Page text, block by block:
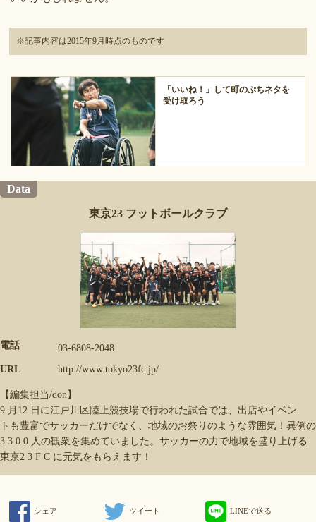
※記事内容は2015年9月時点のものです
「いいね！」して町のぷちネタを
受け取ろう
Data
東京23 フットボールクラブ
電話
03-6808-2048
URL
http://www.tokyo23fc.jp/
【編集担当/don】
9 月12 日に江戸川区陸上競技場で行われた試合では、出店やイベン
トも豊富でサッカーだけでなく、地域のお祭りのような雰囲気！異例の
3 3 0 0 人の観衆を集めていました。サッカーの力で地域を盛り上げる
東京2 3 F C に元気をもらえます！
シェア ツイート LINEで送る